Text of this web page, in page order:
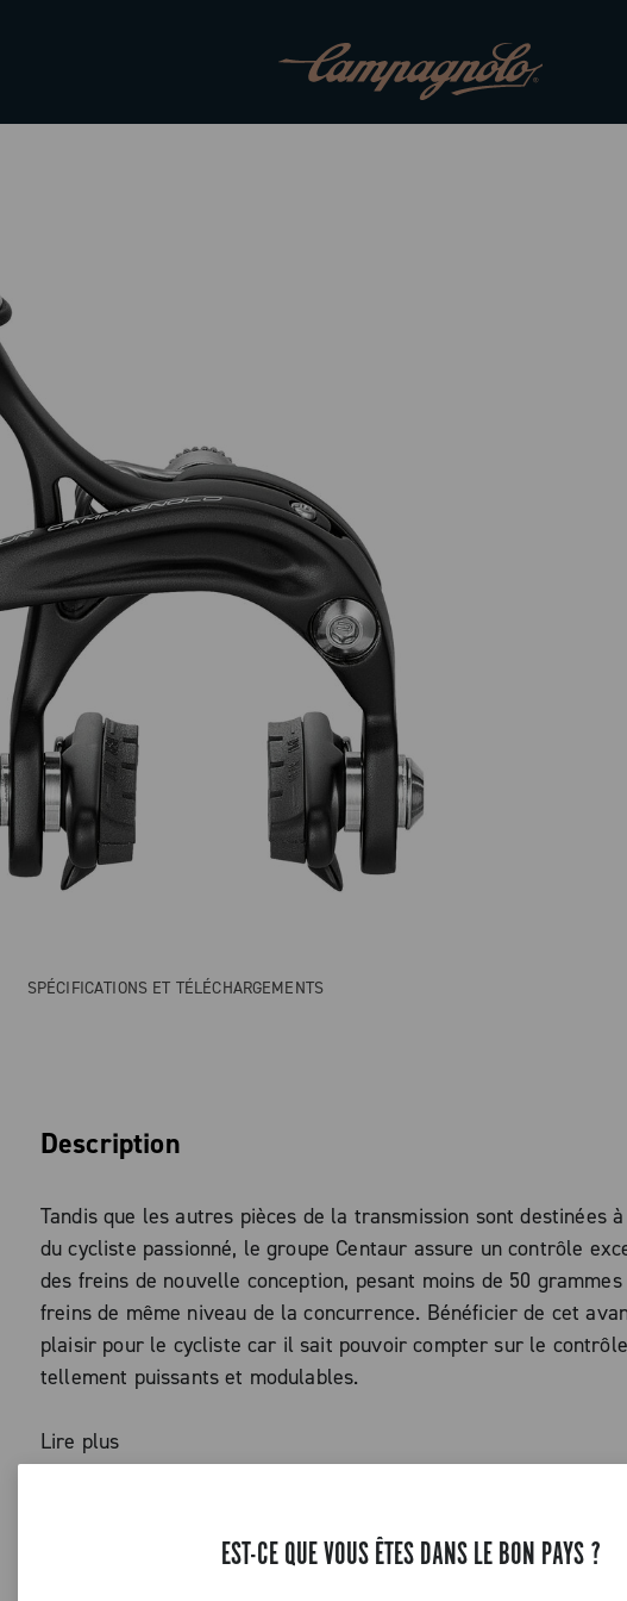
EST-CE QUE VOUS ÊTES DANS LE BON PAYS ?
SPÉCIFICATIONS ET TÉLÉCHARGEMENTS
Description
Tandis que les autres pièces de la transmission sont destinées
du cycliste passionné, le groupe Centaur assure un contrôle
des freins de nouvelle conception, pesant moins de 50
freins de même niveau de la concurrence. Bénéficier de cet
plaisir pour le cycliste car il sait pouvoir compter sur le
tellement puissants et modulables.
Repoussez vos limites et allez toujours plus vite, les freins
alliés fidèles dans la poursuite de la victoire.
Lire plus